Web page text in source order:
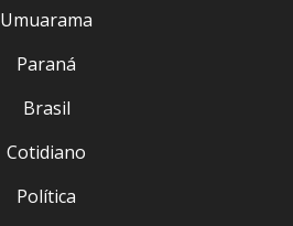
Umuarama
Paraná
Brasil
Cotidiano
Política